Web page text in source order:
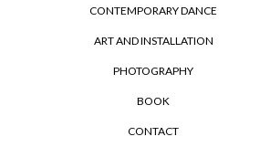
CONTEMPORARY DANCE
ART AND INSTALLATION
PHOTOGRAPHY
BOOK
CONTACT